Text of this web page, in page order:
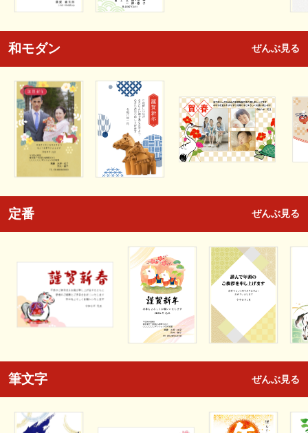
和モダン ぜんぶ見る
定番 ぜんぶ見る
筆文字 ぜんぶ見る